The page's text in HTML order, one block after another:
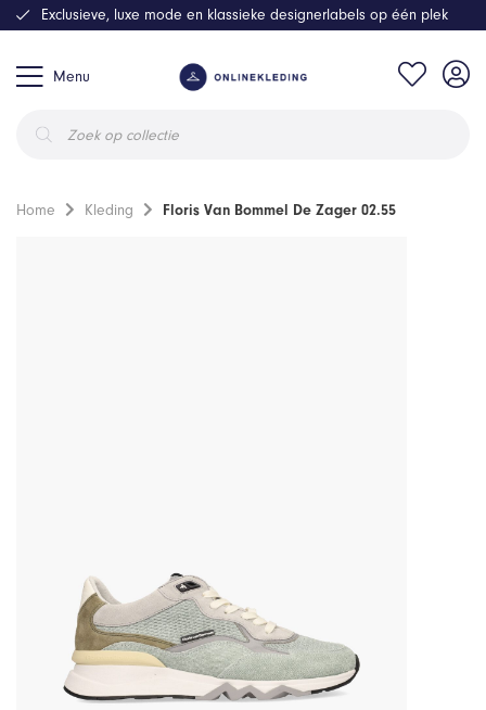
Menu
zoeken
Exclusieve, luxe mode en klassieke designerlabels op één plek
Home Kleding Floris Van Bommel De Zager 02.55